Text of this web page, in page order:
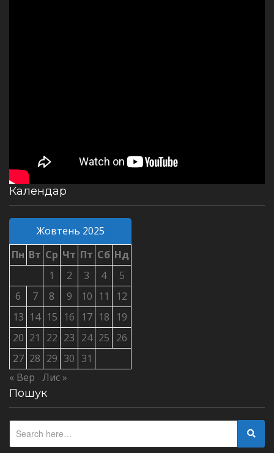
Календар
Жовтень 2025
Пн Вт Ср Чт Пт Сб Нд
1
2 3 4
5
6
7 8 9 10 11
12
13 14 15 16 17 18
19
20 21 22 23 24 25 26
27 28 29 30 31
« Вер Лис »
Пошук